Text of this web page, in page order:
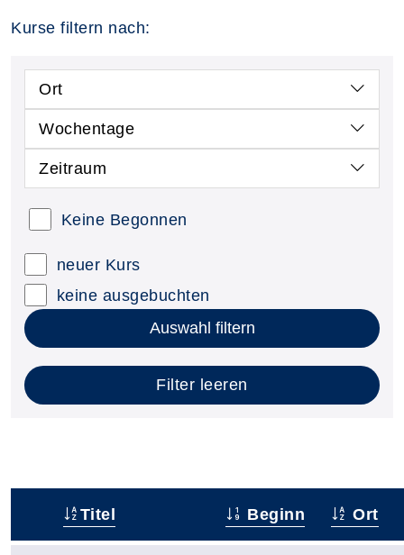
Kurse filtern nach:
Ort
Wochentage
Zeitraum
Keine Begonnen
neuer Kurs
keine ausgebuchten
Auswahl filtern
Filter leeren
Titel Beginn Ort